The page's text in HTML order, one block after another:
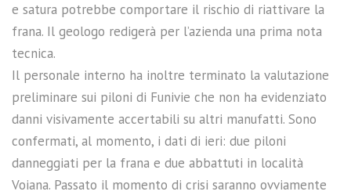
e satura potrebbe comportare il rischio di riattivare la
frana. Il geologo redigerà per l’azienda una prima nota
tecnica.
Il personale interno ha inoltre terminato la valutazione
preliminare sui piloni di Funivie che non ha evidenziato
danni visivamente accertabili su altri manufatti. Sono
confermati, al momento, i dati di ieri: due piloni
danneggiati per la frana e due abbattuti in località
Voiana. Passato il momento di crisi saranno ovviamente